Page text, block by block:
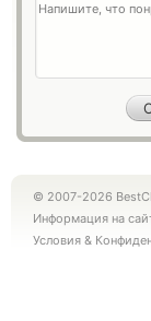
© 2007-2026
Информация на
Условия &